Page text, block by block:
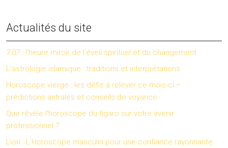
Actualités du site
7:07 : l’heure miroir de l’éveil spirituel et du changement
L’astrologie islamique : traditions et interprétations
Horoscope vierge : les défis à relever ce mois-ci –
prédictions astrales et conseils de voyance
Que révèle l’horoscope du figaro sur votre avenir
professionnel ?
Lion : L’Horoscope masculin pour une confiance rayonnante